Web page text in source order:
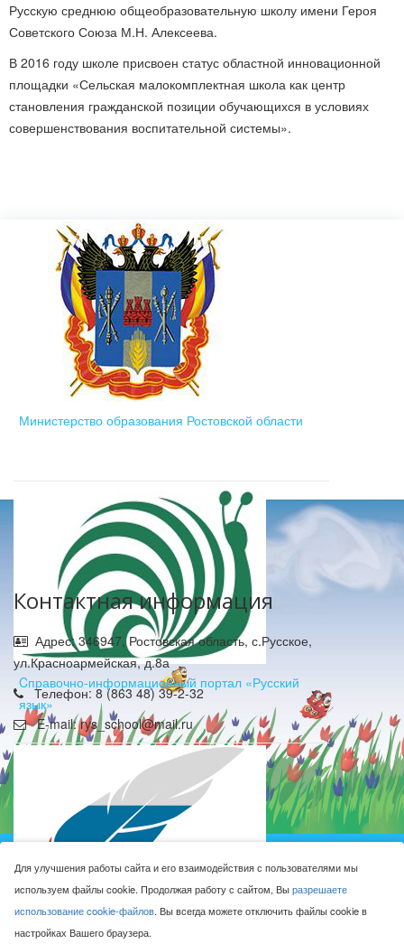
Русскую среднюю общеобразовательную школу имени Героя
Советского Союза М.Н. Алексеева.
В 2016 году школе присвоен статус областной инновационной
площадки «Сельская малокомплектная школа как центр
становления гражданской позиции обучающихся в условиях
совершенствования воспитательной системы».
Министерство образования Ростовской области
Cправочно-информационный портал «Русский
язык»
Контактная информация
Адрес: 346947, Ростовская область, с.Русское,
ул.Красноармейская, д.8а
Телефон: 8 (863 48) 39-2-32
E-mail: rys_school@mail.ru
учреждение Русская средняя общеобразовательная
школа имени Героя Советского Союза М.Н. Алексеева © 2016-
2026
Для улучшения работы сайта и его взаимодействия с пользователями мы
используем файлы cookie. Продолжая работу с сайтом, Выразрешаете
использование cookie-файлов. Вы всегда можете отключить файлы cookie в
настройках Вашего браузера.